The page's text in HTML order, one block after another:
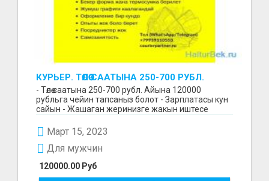
КУРЬЕР. ТӨЛӨӨ СААТЫНА 250-700 РУБЛ.
ЖУМУШ ГРАФИГИ СВОБОДНЫЙ. БЕЗ
ОПЫТА АЛАБЫЗ. ҮЙДҮН ЖАНЫНДА.
- Төлөө саатына 250-700 рубл. Айына 120000
рубльга чейин тапсаныз болот - Зарплатасы кун
сайын - Жашаган жеринизге жакын иштесе
Март 15, 2023
120000.00 Руб
Для мужчин